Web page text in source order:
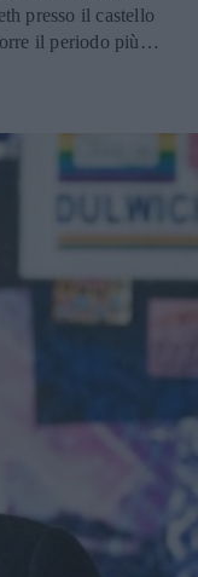
presso il castello
il periodo più